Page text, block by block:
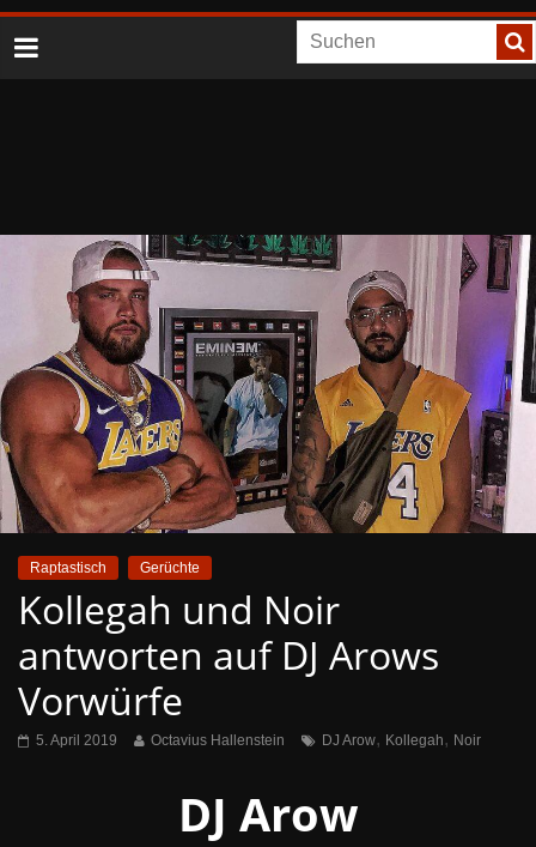
Raptastisch Gerüchte
Kollegah und Noir
antworten auf DJ Arows
Vorwürfe
5. April 2019 Octavius Hallenstein DJ Arow, Kollegah, Noir
DJ Arow